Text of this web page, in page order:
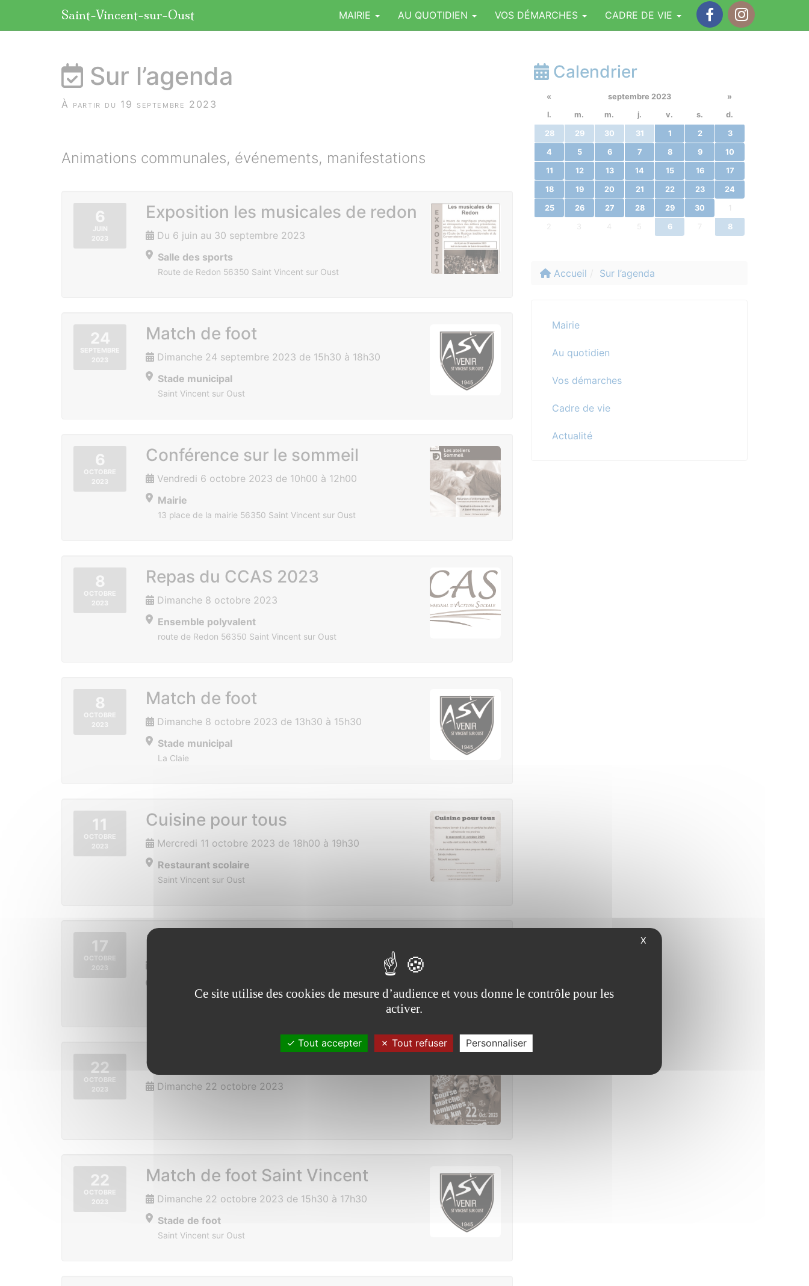
Saint-Vincent-sur-Oust MAIRIE AU QUOTIDIEN VOS DÉMARCHES
CADRE DE VIE
Sur l’agenda
À partir du 19 septembre 2023
Animations communales, événements, manifestations
6
JUIN
2023
Exposition les musicales de redon
Du 6 juin au 30 septembre 2023
Salle des sports
Route de Redon 56350 Saint Vincent sur Oust
24
SEPTEMBRE
2023
Match de foot
Dimanche 24 septembre 2023 de 15h30 à 18h30
Stade municipal
Saint Vincent sur Oust
6
OCTOBRE
2023
Conférence sur le sommeil
Vendredi 6 octobre 2023 de 10h00 à 12h00
Mairie
13 place de la mairie 56350 Saint Vincent sur Oust
8
OCTOBRE
2023
Repas du CCAS 2023
Dimanche 8 octobre 2023
Ensemble polyvalent
route de Redon 56350 Saint Vincent sur Oust
8
OCTOBRE
2023
Match de foot
Dimanche 8 octobre 2023 de 13h30 à 15h30
Stade municipal
La Claie
11
OCTOBRE
2023
Cuisine pour tous
Mercredi 11 octobre 2023 de 18h00 à 19h30
Restaurant scolaire
Saint Vincent sur Oust
17 Le marsouins pays de Redon
Place de la mairie
22
OCTOBRE
2023
Octobre Rose
Dimanche 22 octobre 2023
22
OCTOBRE
2023
Match de foot Saint Vincent
Dimanche 22 octobre 2023 de 15h30 à 17h30
Stade de foot
Saint Vincent sur Oust
Calendrier
« septembre 2023
»
l.
m. m. j. v. s. d.
28 29 30 31 1 2 3
4 5 6 7 8 9 10
11 12 13 14 15 16 17
18 19 20 21 22 23 24
25 26 27 28 29 30
2 3 4 5 6 7 8
Accueil Sur l’agenda
Mairie
Au quotidien
Vos démarches
Cadre de vie
Actualité
Panneau de gestion des cookies
X
Ce site utilise des cookies de mesure d’audience et vous donne le contrôle pour les
activer.
Tout accepter Tout refuser Personnaliser